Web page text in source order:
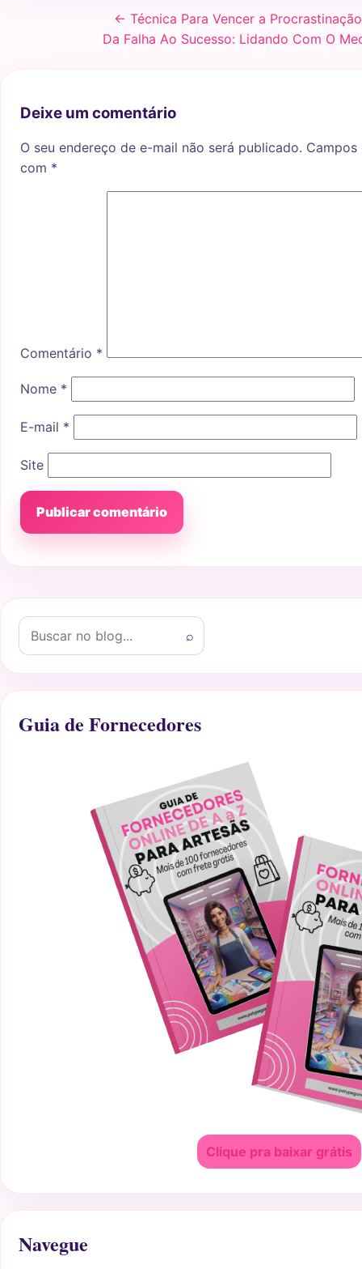
← Técnica Para Vencer a
Da Falha Ao Sucesso: Lidando Com O
Deixe um comentário
O seu endereço de e-mail não será publicado.
com *
Comentário *
Nome *
E-mail *
Site
Buscar por:
⌕
Guia de Fornecedores
Clique pra baixar grátis
Navegue